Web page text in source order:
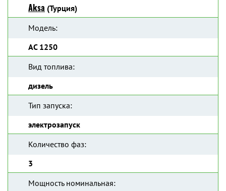
Aksa (Турция)
Модель:
AC 1250
Вид топлива:
дизель
Тип запуска:
электрозапуск
Количество фаз:
3
Мощность номинальная: